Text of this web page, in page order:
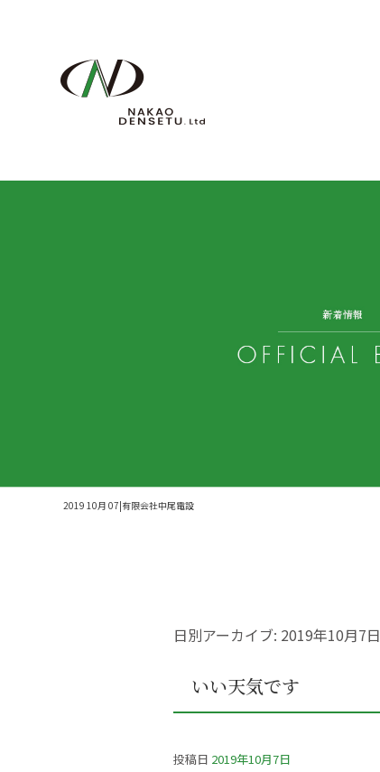
2019 10月 07|有限会社中尾電設
日別アーカイブ: 2019年10月7日
いい天気です
投稿日 2019年10月7日